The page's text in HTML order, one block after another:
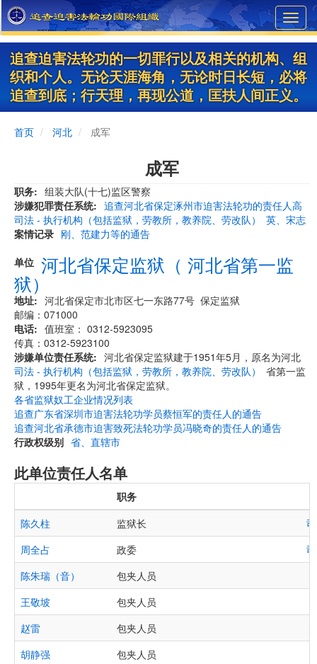
Skip
to
main
content
追查迫害法轮功的一切罪行以及相关的机构、组
织和个人。无论天涯海角，无论时日长短，必将
追查到底；行天理，再现公道，匡扶人间正义。
首页 河北 成军
成军
职务
组装大队(十七)监区警察
涉嫌犯罪责任系统
司法 - 执行机构（包括监狱，劳教所，教养院、劳改队）
案情记录
追查河北省保定涿州市迫害法轮功的责任人高
英、宋志
刚、范建力等的通告
单位 河北省保定监狱（ 河北省第一监
狱）
地址
河北省保定市北市区七一东路77号 保定监狱
邮编：071000
电话
值班室： 0312-5923095
传真：0312-5923100
涉嫌单位责任系统
司法 - 执行机构（包括监狱，劳教所，教养院、劳改队）
河北省保定监狱建于1951年5月，原名为河北
省第一监
狱，1995年更名为河北省保定监狱。
各省监狱奴工企业情况列表
追查广东省深圳市迫害法轮功学员蔡恒军的责任人的通告
追查河北省承德市迫害致死法轮功学员冯晓奇的责任人的通告
行政权级别 省、直辖市
此单位责任人名单
职务
陈久柱
监狱长
周全占
政委
陈朱瑞（音）
包夹人员
王敬坡
包夹人员
赵雷
包夹人员
胡静强
包夹人员